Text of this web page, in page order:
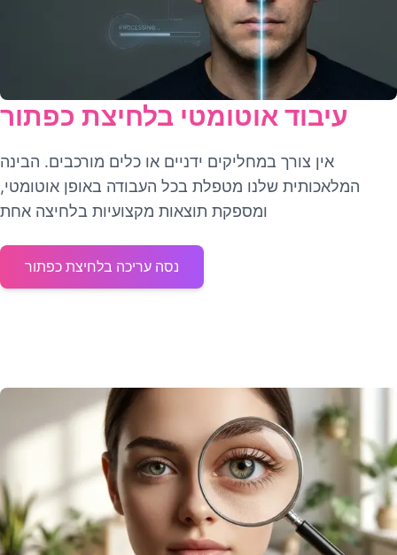
עיבוד אוטומטי בלחיצת כפתור
אין צורך במחליקים ידניים או כלים מורכבים. הבינה
המלאכותית שלנו מטפלת בכל העבודה באופן אוטומטי,
ומספקת תוצאות מקצועיות בלחיצה אחת
נסה עריכה בלחיצת כפתור